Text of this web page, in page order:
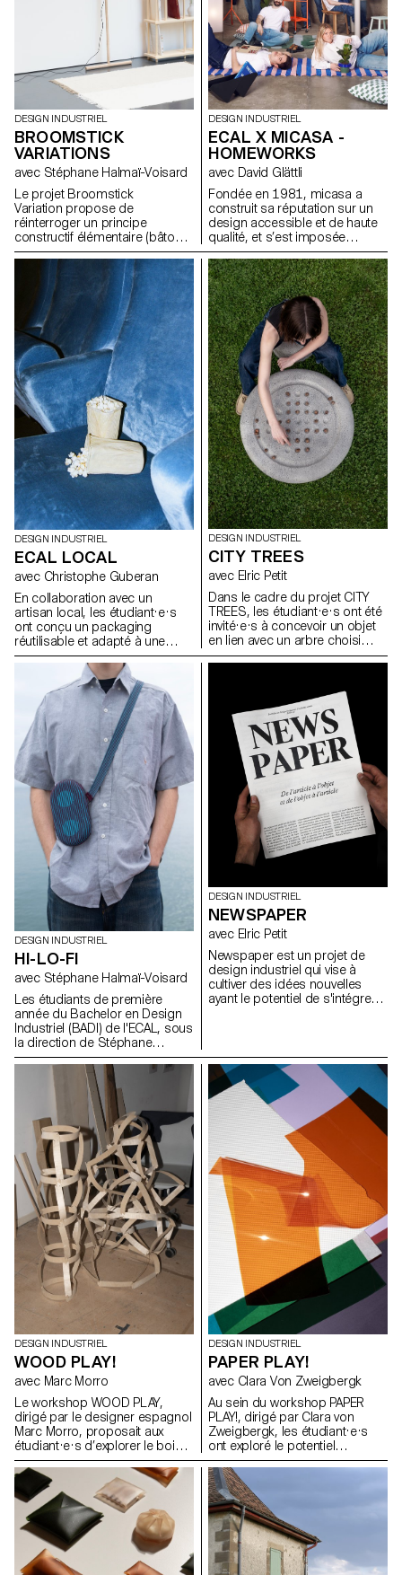
DESIGN INDUSTRIEL
BROOMSTICK
VARIATIONS
avec Stéphane Halmaï-Voisard
Le projet Broomstick
Variation propose de
réinterroger un principe
constructif élémentaire (bâtons,
assemblages visibles, structure
modulable) et d’explorer son
potentiel pour générer de
nouveaux objets et mobiliers
adaptés à des usages
contemporains. L’objectif est
de comprendre comment cette
logique de conception, pensée
comme accessible et
économique, peut être
actualisée face aux enjeux de
durabilité, de fonctionnalité et
d’esthétique.
DESIGN INDUSTRIEL
ECAL X MICASA -
HOMEWORKS
avec David Glättli
Fondée en 1981, micasa a
construit sa réputation sur un
design accessible et de haute
qualité, et s’est imposée
comme leader en Suisse.
Fidèle à une approche du
design démocratique, pensée
pour s’intégrer naturellement au
quotidien, l’entreprise s’est
associée à l'ECAL pour
développer HOMEWORKS, une
collection limitée invitant une
nouvelle génération à repenser
la manière dont les espaces de
vie se façonnent et la façon
dont le design peut devenir une
présence active et porteuse de
sens dans les usages de tous
les jours.
DESIGN INDUSTRIEL
ECAL LOCAL
avec Christophe Guberan
En collaboration avec un
artisan local, les étudiant·e·s
ont conçu un packaging
réutilisable et adapté à une
production en série. Le projet
visait à valoriser un produit
alimentaire du quotidien tout en
répondant aux enjeux actuels
liés au transport, à la durabilité
et à la seconde vie des
emballages. L’intervention
devait être simple, fonctionnelle
et écologique, et proposer un
usage au-delà de la fonction
d’emballage initiale.
DESIGN INDUSTRIEL
CITY TREES
avec Elric Petit
Dans le cadre du projet CITY
TREES, les étudiant·e·s ont été
invité·e·s à concevoir un objet
en lien avec un arbre choisi
dans l’espace urbain
dendrologie, ils ont observé un
arbre existant et imaginé une
intervention discrète,
respectueuse et réversible. Le
projet devait mettre en valeur
les particularités du végétal tout
en s’intégrant dans son
environnement.
DESIGN INDUSTRIEL
HI-LO-FI
avec Stéphane Halmaï-Voisard
Les étudiants de première
année du Bachelor en Design
Industriel (BADI) de l'ECAL, sous
la direction de Stéphane
Halmaï-Voisard, responsable
du BADI, se sont lancés dans
un projet visant à concevoir
leurs propres interprétations
uniques d'une enceinte
Bluetooth. Ce projet a mis les
étudiants au défi de travailler de
manière créative dans les
contraintes d'un kit existant de
composants techniques, les
incitant à explorer des
approches innovantes en
termes de forme, de matérialité
et de fonctionnalité.
DESIGN INDUSTRIEL
NEWSPAPER
avec Elric Petit
Newspaper est un projet de
design industriel qui vise à
cultiver des idées nouvelles
ayant le potentiel de s'intégrer
direction d'Elric Petit, chaque
étudiant a eu la possibilité
d'explorer un sujet choisi, en
exprimant ses affinités et ses
intérêts personnels, ce qui a
permis d'améliorer l'expérience
globale du projet. Dans l'esprit
de la pluridisciplinarité, les
étudiants ont participé à un
atelier d'écriture avec un
journaliste professionnel, qui a
débouché sur 25 articles
rédigés par les étudiants sur
leurs projets individuels,
rassemblés dans un journal
imprimé.
DESIGN INDUSTRIEL
WOOD PLAY!
avec Marc Morro
Le workshop WOOD PLAY,
dirigé par le designer espagnol
Marc Morro, proposait aux
étudiant·e·s d’explorer le bois
en tant que système de
construction ouvert et
accessible à tous les publics.
L’objectif était de stimuler la
créativité et l’expérimentation à
travers la conception de
modules ludiques et
reconfigurables, exploitant les
DESIGN INDUSTRIEL
PAPER PLAY!
avec Clara Von Zweigbergk
Au sein du workshop PAPER
PLAY!, dirigé par Clara von
Zweigbergk, les étudiant·e·s
ont exploré le potentiel
expressif du papier et du
carton afin de réinventer des
abat-jour destinés à des
luminaires de plafond, muraux,
sur pied, de chevet, de table ou
portables. L’accent a été mis
sur l’expérimentation et le jeu —
en testant les possibilités et les